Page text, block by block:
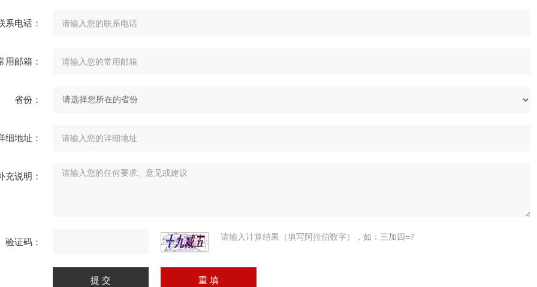
系电话：
用邮箱：
省份：
细地址：
充说明：
验证码： 请输入计算结果（填写阿拉伯数字），如：三加四=7